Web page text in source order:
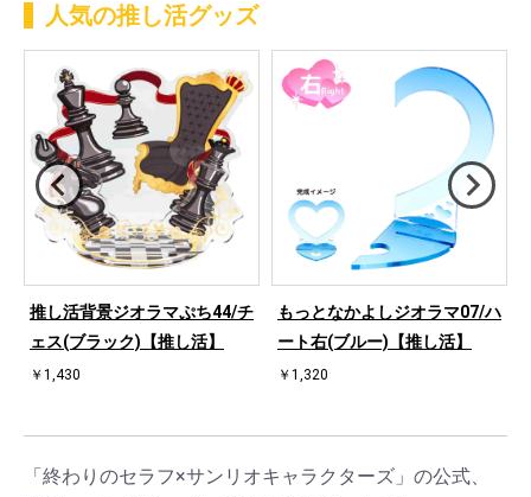
人気の推し活グッズ
推し活背景ジオラマぷち44/チ
ェス(ブラック)【推し活】
￥1,430
もっとなかよしジオラマ07/ハ
ート右(ブルー)【推し活】
￥1,320
「終わりのセラフ×サンリオキャラクターズ」の公式、